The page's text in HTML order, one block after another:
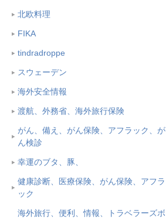
北欧料理
FIKA
tindradroppe
スウェーデン
海外安全情報
渡航、外務省、海外旅行保険
がん、備え、がん保険、アフラック、が
ん検診
幸運のブタ、豚、
健康診断、医療保険、がん保険、アフラ
ック
海外旅行、便利、情報、トラベラーズボ